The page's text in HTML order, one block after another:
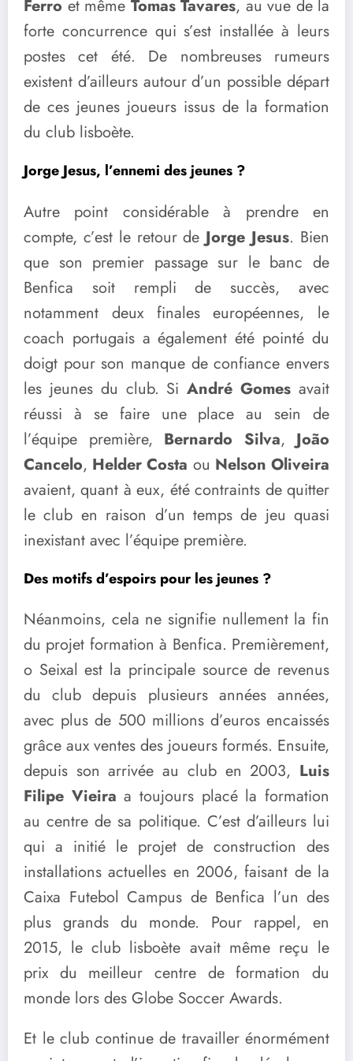
Ferro et même Tomas Tavares, au vue de la
forte concurrence qui s’est installée à leurs
postes cet été. De nombreuses rumeurs
existent d’ailleurs autour d’un possible départ
de ces jeunes joueurs issus de la formation
du club lisboète.
Jorge Jesus, l’ennemi des jeunes ?
Autre point considérable à prendre en
compte, c’est le retour de Jorge Jesus. Bien
que son premier passage sur le banc de
Benfica soit rempli de succès, avec
notamment deux finales européennes, le
coach portugais a également été pointé du
doigt pour son manque de confiance envers
les jeunes du club. SiAndré Gomes avait
réussi à se faire une place au sein de
l’équipe première, Bernardo Silva, João
Cancelo, Helder Costa ou Nelson Oliveira
avaient, quant à eux, été contraints de quitter
le club en raison d’un temps de jeu quasi
inexistant avec l’équipe première.
Des motifs d’espoirs pour les jeunes ?
Néanmoins, cela ne signifie nullement la fin
du projet formation à Benfica. Premièrement,
o Seixal est la principale source de revenus
du club depuis plusieurs années années,
avec plus de 500 millions d’euros encaissés
grâce aux ventes des joueurs formés. Ensuite,
depuis son arrivée au club en 2003, Luis
Filipe Vieira a toujours placé la formation
au centre de sa politique. C’est d’ailleurs lui
qui a initié le projet de construction des
installations actuelles en 2006, faisant de la
Caixa Futebol Campus de Benfica l’un des
plus grands du monde. Pour rappel, en
2015, le club lisboète avait même reçu le
prix du meilleur centre de formation du
monde lors des Globe Soccer Awards.
Et le club continue de travailler énormément